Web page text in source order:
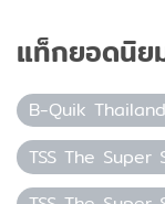
แท็กยอดนิย
B-Quik
TSS The Super